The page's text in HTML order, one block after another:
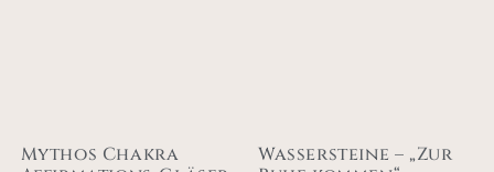
Mythos Chakra
Wassersteine – „Zur